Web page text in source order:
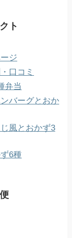
ト
ジ
口コミ
弁当
バーグとおか
風とおかず3
6種